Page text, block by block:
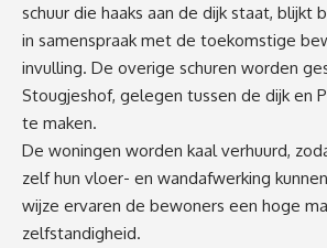
schuur die haaks aan de dijk staat, blijkt
in samenspraak met de toekomstige
invulling. De overige schuren worden
Stougjeshof, gelegen tussen de dijk en
te maken.
De woningen worden kaal verhuurd,
zelf hun vloer- en wandafwerking
wijze ervaren de bewoners een hoge
zelfstandigheid.